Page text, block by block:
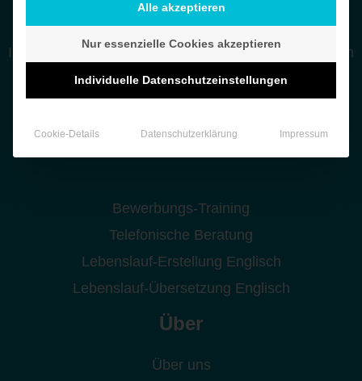
Lebenslauf
Individuelles Bewerbungsschreiben vom persönlichen
Berater
Executive-Paket
Bewerbungs-Training
Telefonische Beratung
Lebenslauf-Erstellung Englisch
Lebenslauf-Übersetzung Englisch
Über
Über uns
Alle akzeptieren
Nur essenzielle Cookies akzeptieren
Individuelle Datenschutzeinstellungen
Cookie-Details Datenschutzerklärung Impressum